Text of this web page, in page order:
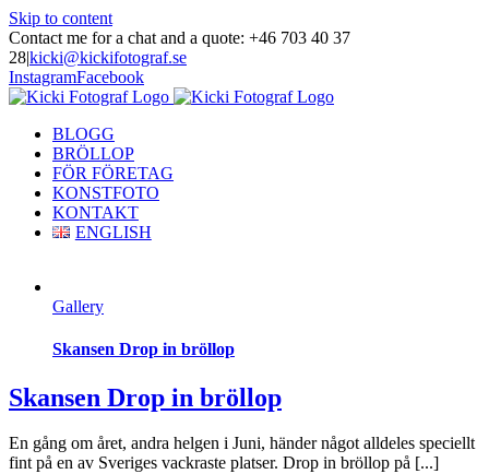
Skip to content
Contact me for a chat and a quote: +46 703 40 37
28|kicki@kickifotograf.se
InstagramFacebook
BLOGG
BRÖLLOP
FÖR FÖRETAG
KONSTFOTO
KONTAKT
ENGLISH
Gallery
Skansen Drop in bröllop
Skansen Drop in bröllop
En gång om året, andra helgen i Juni, händer något alldeles speciellt
fint på en av Sveriges vackraste platser. Drop in bröllop på [...]